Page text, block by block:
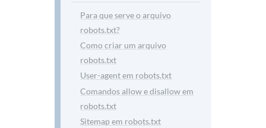
Para que serve o arquivo
robots.txt?
Como criar um arquivo
robots.txt
User-agent em robots.txt
Comandos allow e disallow em
robots.txt
Sitemap em robots.txt